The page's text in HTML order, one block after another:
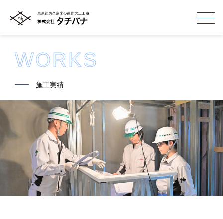
WORKS
━━ 施工実績